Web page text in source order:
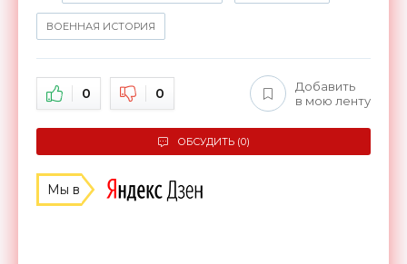
ВОЕННАЯ ИСТОРИЯ
0 0
Добавить
в мою ленту
ОБСУДИТЬ (0)
Мы в